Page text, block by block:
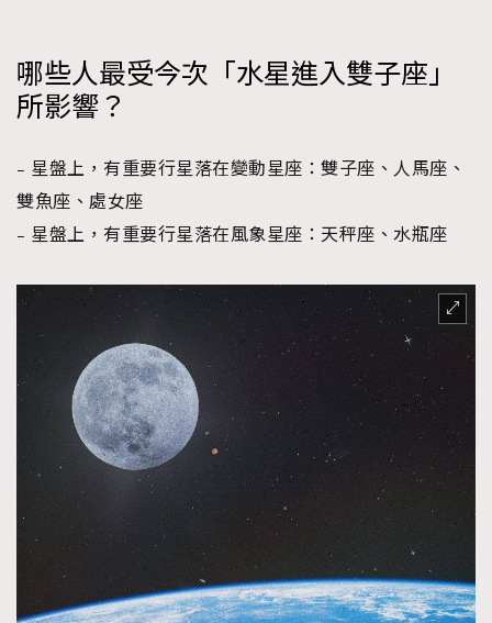
哪些人最受今次「水星進入雙子座」
所影響？
– 星盤上，有重要行星落在變動星座：雙子座、人馬座、
雙魚座、處女座
– 星盤上，有重要行星落在風象星座：天秤座、水瓶座